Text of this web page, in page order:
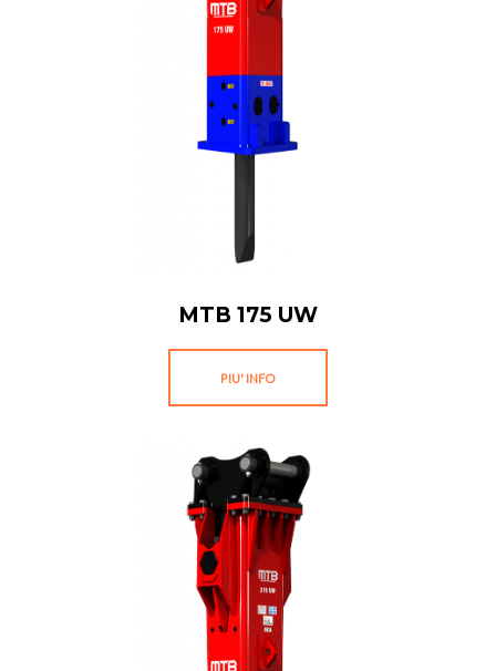
MTB 175 UW
PIU' INFO